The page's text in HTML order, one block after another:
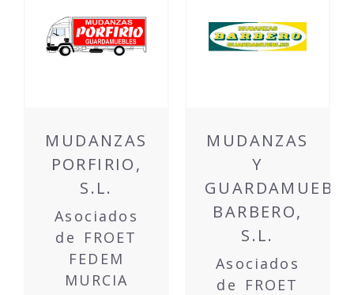
MUDANZAS
PORFIRIO,
S.L.
Asociados
de FROET
FEDEM
MURCIA
MUDANZAS
Y
BARBERO,
S.L.
Asociados
de FROET